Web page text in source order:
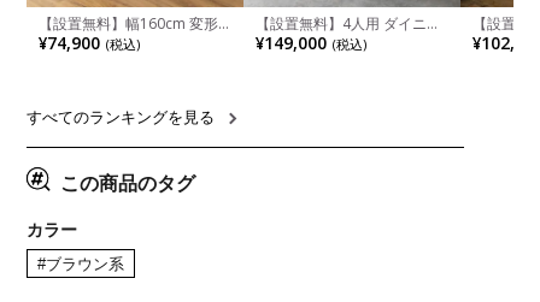
【設置無料】幅160cm 変形
半円 ダイニングテーブル モ
ルタル風 LENAS コンクリー
リア風 グレージュ
¥74,900 (税込)
【設置無料】4人用 ダイニン
グテーブルセット 5点 LUGA
セラミックテーブル おしゃれ
¥149,000 (税込)
【設置
チンカウ
板 引き出
すべてのランキングを見る
この商品のタグ
カラー
#ブラウン系